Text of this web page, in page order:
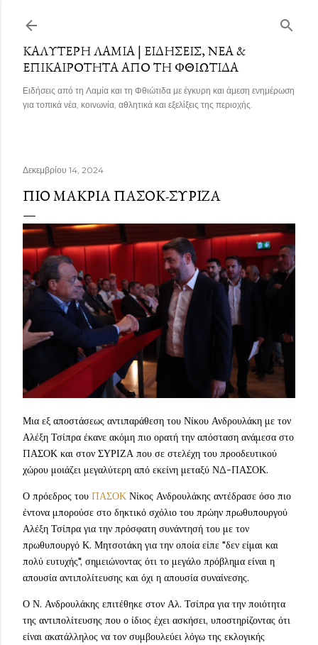
ΚΑΛΎΤΕΡΗ ΛΑΜΊΑ | ΕΙΔΉΣΕΙΣ, ΝΈΑ &
ΕΠΙΚΑΙΡΌΤΗΤΑ ΑΠΌ ΤΗ ΦΘΙΏΤΙΔΑ
Ειδήσεις από τη Λαμία και τη Φθιώτιδα με έγκυρη και άμεση ενημέρωση
για τοπικά νέα, κοινωνία, αθλητικά και εξελίξεις της περιοχής.
Δεκεμβρίου 14, 2024
ΠΙΟ ΜΑΚΡΙΆ ΠΑΣΟΚ-ΣΥΡΙΖΑ
Μια εξ αποστάσεως αντιπαράθεση του Νίκου Ανδρουλάκη με τον
Αλέξη Τσίπρα έκανε ακόμη πιο ορατή την απόσταση ανάμεσα στο
ΠΑΣΟΚ και στον ΣΥΡΙΖΑ που σε στελέχη του προοδευτικού
χώρου μοιάζει μεγαλύτερη από εκείνη μεταξύ ΝΔ-ΠΑΣΟΚ.
Ο πρόεδρος του ΠΑΣΟΚ Νίκος Ανδρουλάκης αντέδρασε όσο πιο
έντονα μπορούσε στο δηκτικό σχόλιο του πρώην πρωθυπουργού
Αλέξη Τσίπρα για την πρόσφατη συνάντησή του με τον
πρωθυπουργό Κ. Μητσοτάκη για την οποία είπε "δεν είμαι και
πολύ ευτυχής", σημειώνοντας ότι το μεγάλο πρόβλημα είναι η
απουσία αντιπολίτευσης και όχι η απουσία συναίνεσης.
Ο Ν. Ανδρουλάκης επιτέθηκε στον Αλ. Τσίπρα για την ποιότητα
της αντιπολίτευσης που ο ίδιος έχει ασκήσει, υποστηρίζοντας ότι
είναι ακατάλληλος να τον συμβουλεύει λόγω της εκλογικής